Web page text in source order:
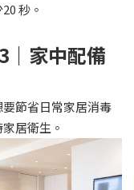
秒。
｜家中配備
節省日常家居消毒
居衛生。